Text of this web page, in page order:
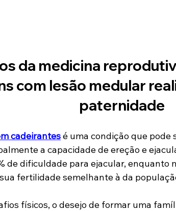
da medicina
com lesão medular
paternidade
cadeirantes é uma condição que pode
a capacidade de ereção e
de dificuldade para ejacular, enquanto
fertilidade semelhante à da
físicos, o desejo de formar uma